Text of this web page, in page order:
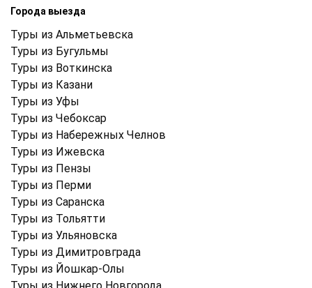
Города выезда
Туры из Альметьевска
Туры из Бугульмы
Туры из Воткинска
Туры из Казани
Туры из Уфы
Туры из Чебоксар
Туры из Набережных Челнов
Туры из Ижевска
Туры из Пензы
Туры из Перми
Туры из Саранска
Туры из Тольятти
Туры из Ульяновска
Туры из Димитровграда
Туры из Йошкар-Олы
Туры из Нижнего Новгорода